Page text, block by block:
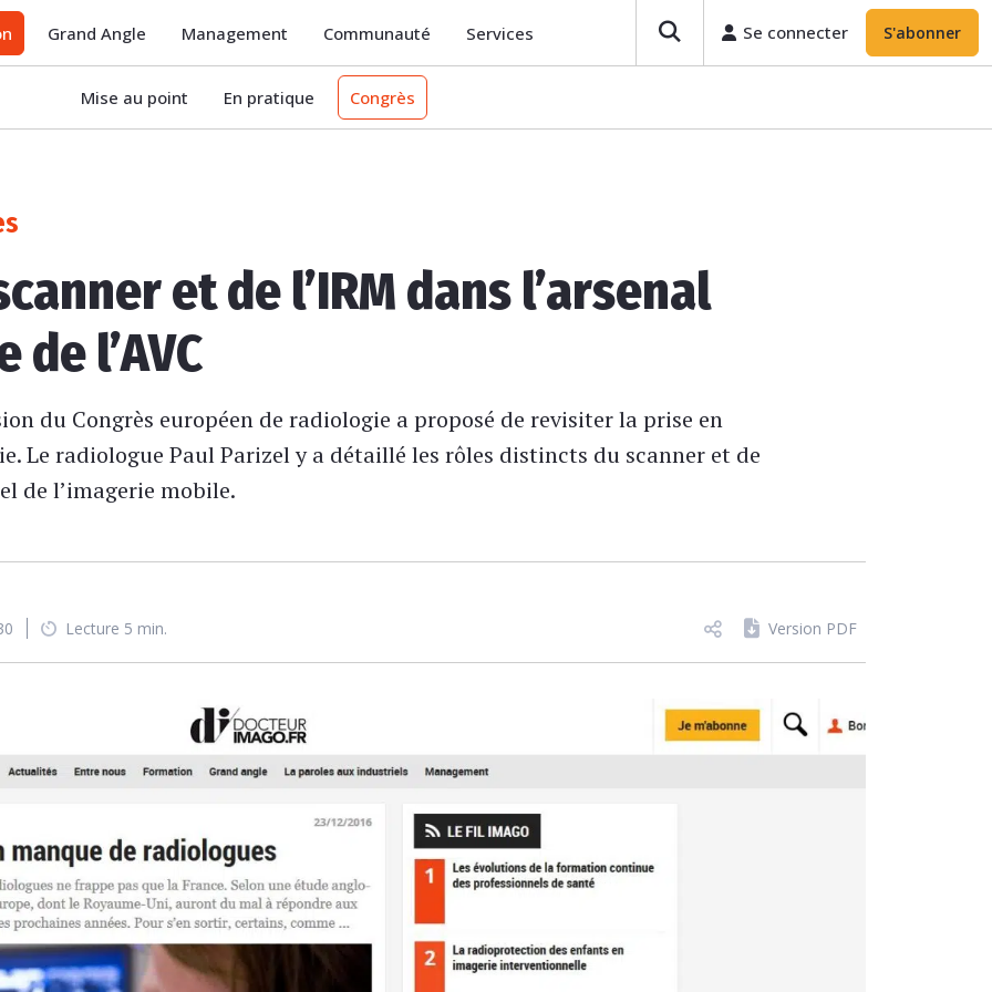
Grand Angle Management Communauté Services Se connecter S'abonner
Mise au point En pratique Congrès
et de l’IRM dans l’arsenal
l’AVC
du Congrès européen de radiologie a proposé de revisiter la prise en
Le radiologue Paul Parizel y a détaillé les rôles distincts du scanner et de
de l’imagerie mobile.
Lecture 5 min. Version PDF